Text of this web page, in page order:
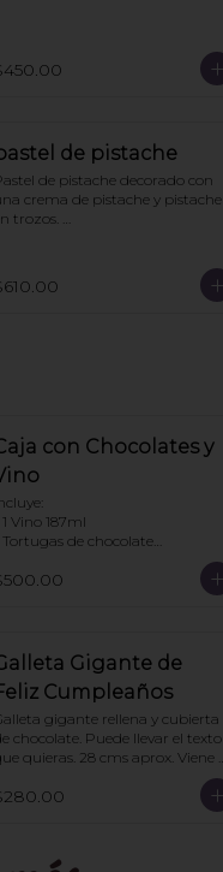
de pistache
de pistache decorado con
crema de pistache y pistache
trozos.
a los que les guste más el
húmedo. 6 personas
con Chocolates y
1 Vino 187ml
Tortugas de chocolate
Pretzels con chocolate
Gigante de
Cumpleaños
gigante rellena y cubierta
chocolate. Puede llevar el texto
quieras. 28 cms aprox. Viene
en caja transparente. Ideal para